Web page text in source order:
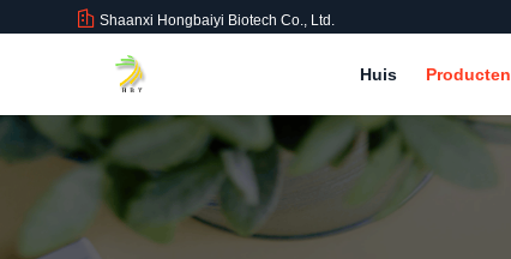
Shaanxi Hongbaiyi Biotech Co., Ltd.
Huis Producten